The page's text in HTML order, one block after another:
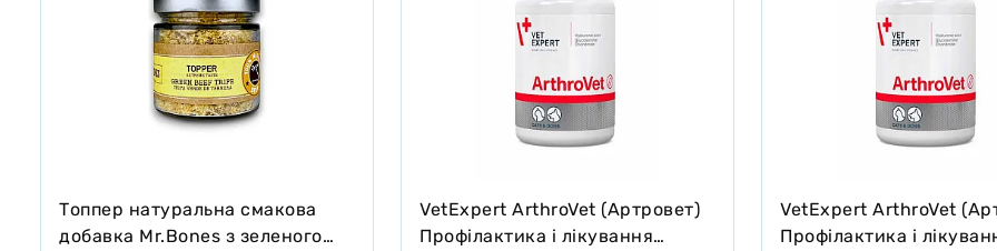
Tоппер натуральна смакова
добавка Mr.Bones з зеленого
VetExpert ArthroVet (Артровет)
Профілактика і лікування
VetExpert ArthroVet
Профілактика і